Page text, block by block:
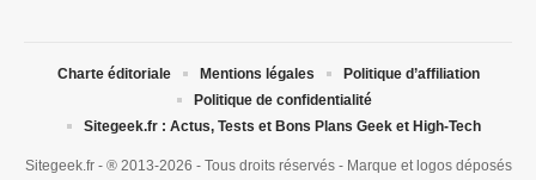
Sitegeek.fr - ® 2013-2026 - Tous droits réservés - Marque et logos déposés
Charte éditoriale Mentions légales
Politique d’affiliation
Politique de confidentialité
Sitegeek.fr : Actus, Tests et Bons Plans Geek et High-Tech